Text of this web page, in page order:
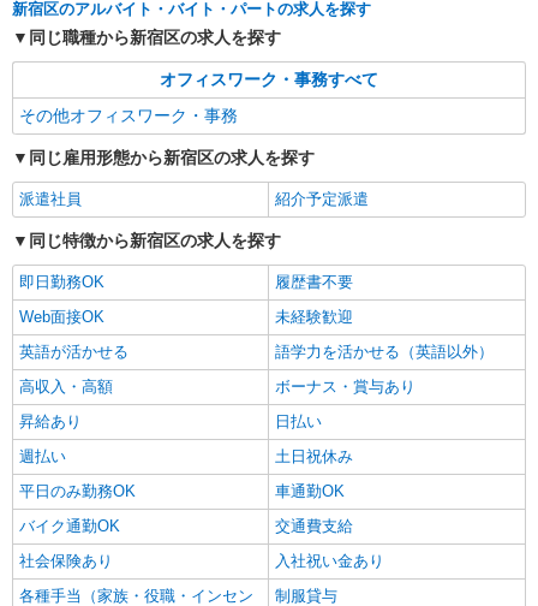
新宿区のアルバイト・バイト・パートの求人を探す
同じ職種から新宿区の求人を探す
オフィスワーク・事務すべて
その他オフィスワーク・事務
同じ雇用形態から新宿区の求人を探す
派遣社員 紹介予定派遣
同じ特徴から新宿区の求人を探す
即日勤務OK
履歴書不要
Web面接OK
未経験歓迎
英語が活かせる
語学力を活かせる（英語以外）
高収入・高額
ボーナス・賞与あり
昇給あり
日払い
週払い
土日祝休み
平日のみ勤務OK
車通勤OK
バイク通勤OK
交通費支給
社会保険あり
入社祝い金あり
各種手当（家族・役職・インセン
制服貸与